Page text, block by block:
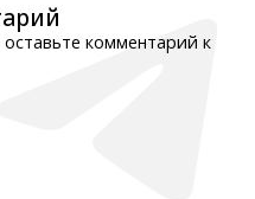
комментарий к